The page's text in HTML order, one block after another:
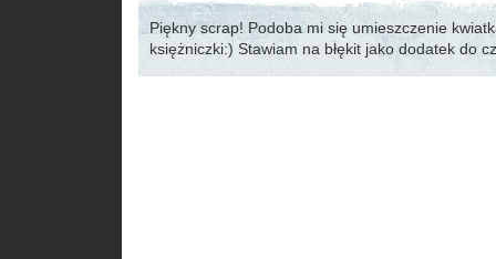
Piękny scrap! Podoba mi się umieszczenie
księżniczki:) Stawiam na błękit jako dodatek do